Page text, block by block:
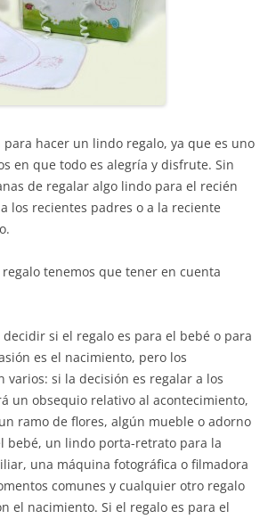
para hacer un lindo regalo, ya que es uno
en que todo es alegría y disfrute. Sin
de regalar algo lindo para el recién
los recientes padres o a la reciente
tenemos que tener en cuenta
si el regalo es para el bebé o para
es el nacimiento, pero los
varios: si la decisión es regalar a los
un obsequio relativo al acontecimiento,
ramo de flores, algún mueble o adorno
bebé, un lindo porta-retrato para la
una máquina fotográfica o filmadora
comunes y cualquier otro regalo
el nacimiento. Si el regalo es para el